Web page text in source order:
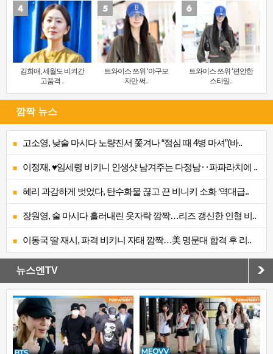
김희애, 세월도 비켜간
고품격 ..
트와이스 쯔위 ‘야구모
자만 써..
트와이스 쯔위 ‘편안한
스타일..
깜짝 뉴스
고소영, 낮술 마시다 노량진서 쫓겨나 “점심 때 4병 마셔”(바..
이정재, ♥임세령 비키니 인생샷 남겨주는 다정남‥파파라치에 ..
혜리 과감하게 벗었다, 탄수화물 끊고 끈 비니키 소화 ‘역대급..
장원영, 술 마시다 흘러내린 옷자락 깜짝…리즈 갱신한 인형 비..
이동국 딸 재시, 파격 비키니 자태 깜짝…美 명문대 합격 후 리..
뉴스엔TV